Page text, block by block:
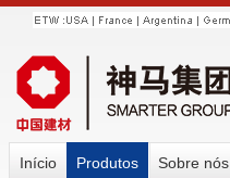
Início Produtos Sobre nós